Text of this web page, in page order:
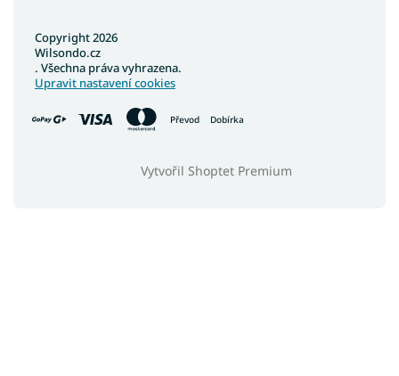
Převod Dobírka
Vytvořil Shoptet Premium
Copyright 2026
Wilsondo.cz
. Všechna práva vyhrazena.
Upravit nastavení cookies